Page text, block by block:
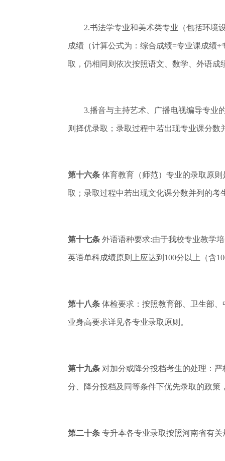
2.书法学专业和美术类专业（包括环境设
成绩（计算公式为：综合成绩=专业课成绩
取，仍相同则依次按照语文、数学、外语成
3.播音与主持艺术、广播电视编导专业的
则择优录取；录取过程中若出现专业课分
第十六条 体育教育（师范）专业的录取原
取；录取过程中若出现文化课分数并列的
第十七条 外语语种要求:由于我校专业教学
英语单科成绩原则上应达到100分以上（含
第十八条 体检要求：按照教育部、卫生部
业身高要求详见各专业录取原则。
第十九条 对加分或降分投档考生的处理：
分、降分投档及同等条件下优先录取的政
第二十条 专升本各专业录取按照河南省有关